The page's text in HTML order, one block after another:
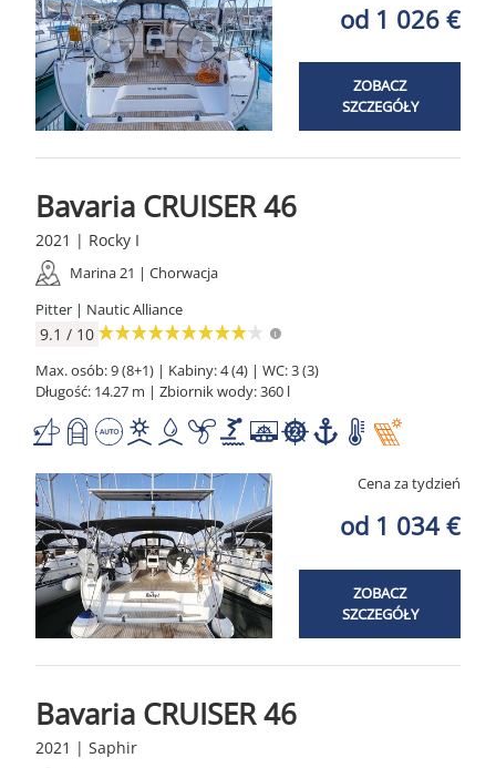
od 1 026 €
ZOBACZ
SZCZEGÓŁY
Bavaria CRUISER 46
2021 | Rocky I
Marina 21 | Chorwacja
Pitter | Nautic Alliance
9.1 / 10
Max. osób: 9 (8+1) | Kabiny: 4 (4) | WC: 3 (3)
Długość: 14.27 m | Zbiornik wody: 360 l
Cena za tydzień
od 1 034 €
ZOBACZ
SZCZEGÓŁY
Bavaria CRUISER 46
2021 | Saphir